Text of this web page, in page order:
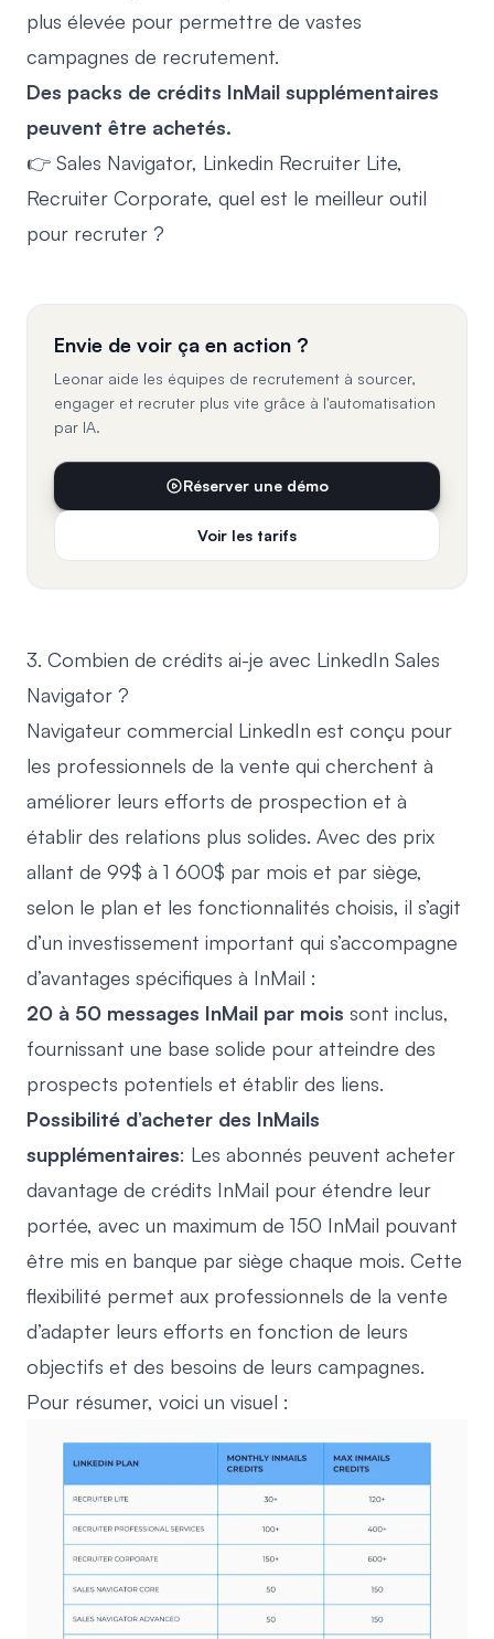
plus élevée pour permettre de vastes
campagnes de recrutement.
Des packs de crédits InMail supplémentaires
peuvent être achetés.
👉 Sales Navigator, Linkedin Recruiter Lite,
Recruiter Corporate, quel est le meilleur outil
pour recruter ?
Envie de voir ça en action ?
Leonar aide les équipes de recrutement à sourcer,
engager et recruter plus vite grâce à l'automatisation
par IA.
Réserver une démo
Voir les tarifs
3. Combien de crédits ai-je avec LinkedIn Sales
Navigator ?
Navigateur commercial LinkedIn est conçu pour
les professionnels de la vente qui cherchent à
améliorer leurs efforts de prospection et à
établir des relations plus solides. Avec des prix
allant de 99$ à 1 600$ par mois et par siège,
selon le plan et les fonctionnalités choisis, il s’agit
d’un investissement important qui s’accompagne
d’avantages spécifiques à InMail :
20 à 50 messages InMail par mois sont inclus,
fournissant une base solide pour atteindre des
prospects potentiels et établir des liens.
Possibilité d’acheter des InMails
supplémentaires: Les abonnés peuvent acheter
davantage de crédits InMail pour étendre leur
portée, avec un maximum de 150 InMail pouvant
être mis en banque par siège chaque mois. Cette
flexibilité permet aux professionnels de la vente
d’adapter leurs efforts en fonction de leurs
objectifs et des besoins de leurs campagnes.
Pour résumer, voici un visuel :